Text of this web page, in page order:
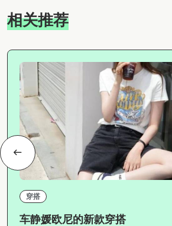
相关推荐
穿搭
车静媛欧尼的新款穿搭